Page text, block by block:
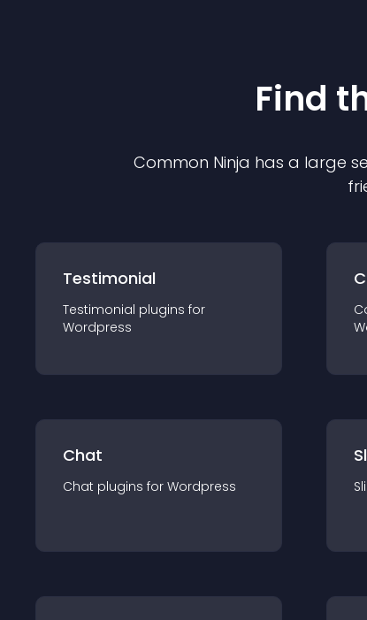
Find
Common Ninja has a large
Testimonial
Testimonial plugins for
Wordpress
Chat
Chat plugins for Wordpress